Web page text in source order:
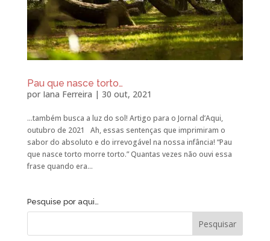
Pau que nasce torto…
por Iana Ferreira | 30 out, 2021
…também busca a luz do sol! Artigo para o Jornal d’Aqui,
outubro de 2021 Ah, essas sentenças que imprimiram o
sabor do absoluto e do irrevogável na nossa infância! “Pau
que nasce torto morre torto.” Quantas vezes não ouvi essa
frase quando era...
Pesquise por aqui…